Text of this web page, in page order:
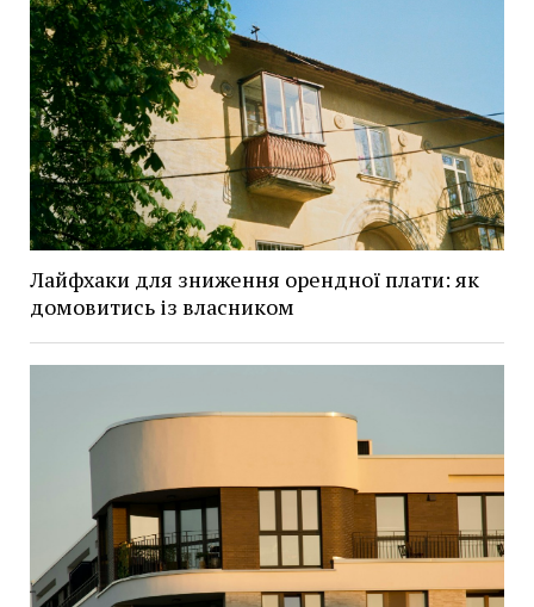
Лайфхаки для зниження орендної плати: як
домовитись із власником